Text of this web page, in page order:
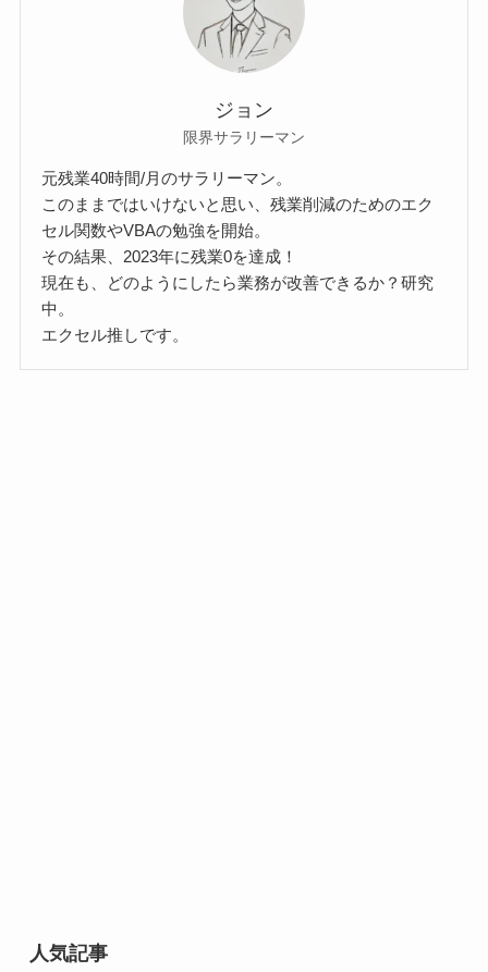
ジョン
限界サラリーマン
元残業40時間/月のサラリーマン。
このままではいけないと思い、残業削減のためのエク
セル関数やVBAの勉強を開始。
その結果、2023年に残業0を達成！
現在も、どのようにしたら業務が改善できるか？研究
中。
エクセル推しです。
人気記事